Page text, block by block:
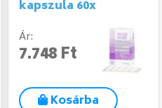
kapszula 60x
Ár:
7.748 Ft
Kosárba